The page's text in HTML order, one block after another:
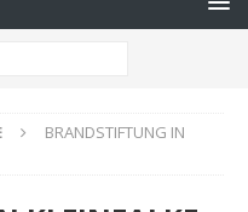
BRANDSTIFTUNG IN